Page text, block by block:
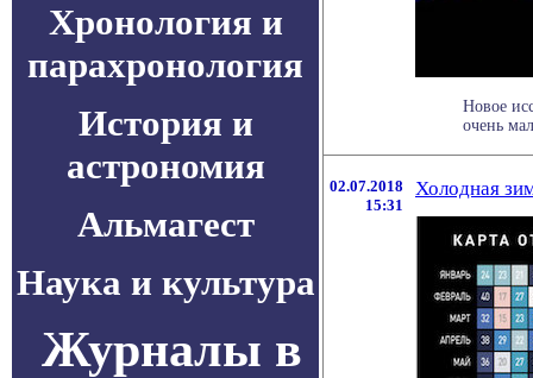
Хронология и
парахронология
История и
астрономия
Альмагест
Наука и культура
Журналы в
Новое
очень
02.07.2018
15:31
Холодная